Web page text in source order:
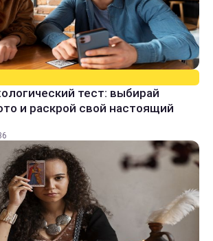
тест: выбирай
и раскрой свой настоящий